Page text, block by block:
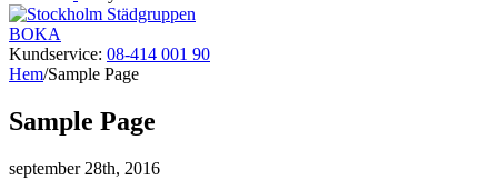
BOKA
Kundservice: 08-414 001 90
Hem/Sample Page
Sample Page
september 28th, 2016